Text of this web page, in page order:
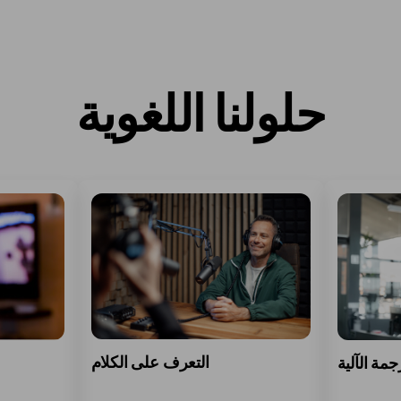
حلولنا اللغوية
الآلية التعرف على الكلام